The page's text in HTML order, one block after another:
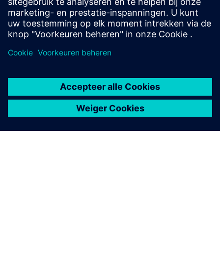
onbewerkte gegevens en directe KPI-impact door middel
van rolspecifie...
Meer informatie